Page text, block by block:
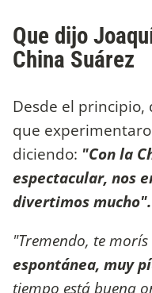
Que dijo
China Suárez
Desde el principio,
que
diciendo: "Con la
espectacular, nos
divertimos mucho".
"Tremendo, te
espontánea, muy
tiempo está buena